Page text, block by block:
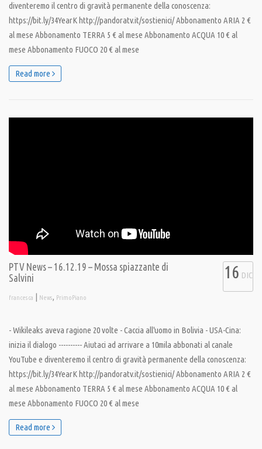
diventeremo il centro di gravità permanente della conoscenza:
https://bit.ly/34YearK http://pandoratv.it/sostienici/ Abbonamento ARIA 2 €
al mese Abbonamento TERRA 5 € al mese Abbonamento ACQUA 10 € al
mese Abbonamento FUOCO 20 € al mese
Read more
PTV News – 16.12.19 – Mossa spiazzante di
Salvini
francesca | News, PrimoPiano
16 DIC
- Wikileaks aveva ragione 20 volte - Caccia all'uomo in Bolivia - USA-Cina:
inizia il dialogo ---------- Aiutaci ad arrivare a 10mila abbonati al canale
YouTube e diventeremo il centro di gravità permanente della conoscenza:
https://bit.ly/34YearK http://pandoratv.it/sostienici/ Abbonamento ARIA 2 €
al mese Abbonamento TERRA 5 € al mese Abbonamento ACQUA 10 € al
mese Abbonamento FUOCO 20 € al mese
Read more